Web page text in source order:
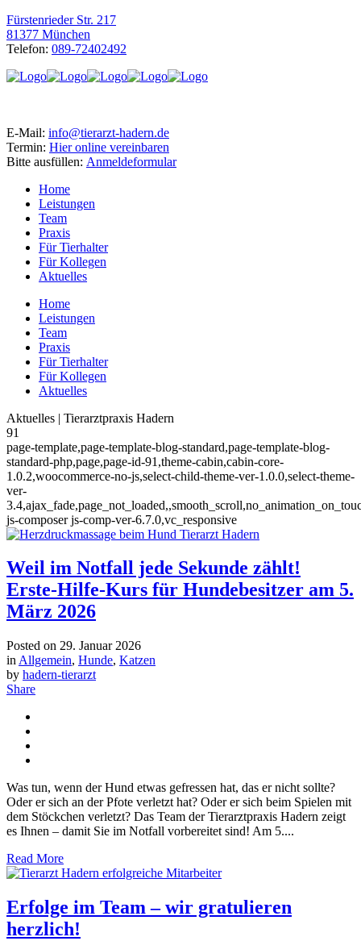
Fürstenrieder Str. 217
81377 München
Telefon: 089-72402492
E-Mail: info@tierarzt-hadern.de
Termin: Hier online vereinbaren
Bitte ausfüllen: Anmeldeformular
Home
Leistungen
Team
Praxis
Für Tierhalter
Für Kollegen
Aktuelles
Home
Leistungen
Team
Praxis
Für Tierhalter
Für Kollegen
Aktuelles
Aktuelles | Tierarztpraxis Hadern
91
page-template,page-template-blog-standard,page-template-blog-
standard-php,page,page-id-91,theme-cabin,cabin-core-
1.0.2,woocommerce-no-js,select-child-theme-ver-1.0.0,select-theme-
ver-
js-composer js-comp-ver-6.7.0,vc_responsive
Weil im Notfall jede Sekunde zählt!
Erste-Hilfe-Kurs für Hundebesitzer am 5.
März 2026
Posted on 29. Januar 2026
in Allgemein, Hunde, Katzen
by hadern-tierarzt
Share
Was tun, wenn der Hund etwas gefressen hat, das er nicht sollte?
Oder er sich an der Pfote verletzt hat? Oder er sich beim Spielen mit
dem Stöckchen verletzt? Das Team der Tierarztpraxis Hadern zeigt
es Ihnen – damit Sie im Notfall vorbereitet sind! Am 5....
Read More
Erfolge im Team – wir gratulieren
herzlich!